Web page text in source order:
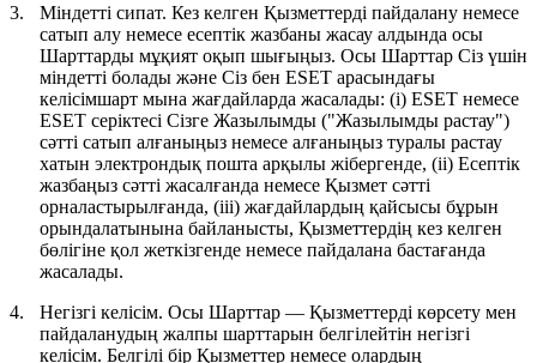
3.
Міндетті сипат. Кез келген Қызметтерді пайдалану немесе
сатып алу немесе есептік жазбаны жасау алдында осы
Шарттарды мұқият оқып шығыңыз. Осы Шарттар Сіз үшін
міндетті болады және Сіз бен ESET арасындағы
келісімшарт мына жағдайларда жасалады: (i) ESET немесе
ESET серіктесі Сізге Жазылымды ("Жазылымды растау")
сәтті сатып алғаныңыз немесе алғаныңыз туралы растау
хатын электрондық пошта арқылы жібергенде, (іі) Есептік
жазбаңыз сәтті жасалғанда немесе Қызмет сәтті
орналастырылғанда, (ііі) жағдайлардың қайсысы бұрын
орындалатынына байланысты, Қызметтердің кез келген
бөлігіне қол жеткізгенде немесе пайдалана бастағанда
жасалады.
4.
Негізгі келісім. Осы Шарттар — Қызметтерді көрсету мен
пайдаланудың жалпы шарттарын белгілейтін негізгі
келісім. Белгілі бір Қызметтер немесе олардың